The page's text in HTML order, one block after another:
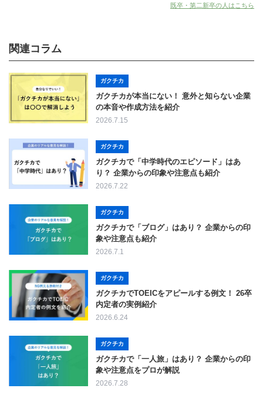
既卒・第二新卒の人はこちら
関連コラム
ガクチカ
ガクチカが本当にない！ 意外と知らない企業
の本音や作成方法を紹介
2026.7.15
ガクチカ
ガクチカで「中学時代のエピソード」はあ
り？ 企業からの印象や注意点も紹介
2026.7.22
ガクチカ
ガクチカで「ブログ」はあり？ 企業からの印
象や注意点も紹介
2026.7.1
ガクチカ
ガクチカでTOEICをアピールする例文！ 26卒
内定者の実例紹介
2026.6.24
ガクチカ
ガクチカで「一人旅」はあり？ 企業からの印
象や注意点をプロが解説
2026.7.28